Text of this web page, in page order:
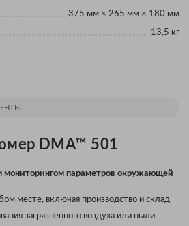
375 мм × 265 мм × 180 мм
13,5 кг
DMA™ 501
мониторингом параметров окружающей
месте, включая производство и склад
загрязненного воздуха или пыли